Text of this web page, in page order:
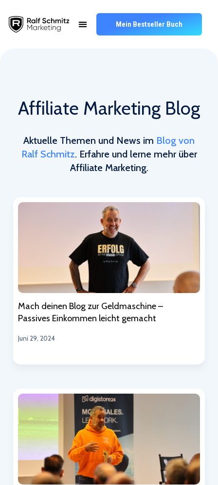
Mein Bestseller Buch
Affiliate Marketing Blog
Aktuelle Themen und News im Blog von
Ralf Schmitz. Erfahre und lerne mehr über
Affiliate Marketing.
Mach deinen Blog zur Geldmaschine –
Passives Einkommen leicht gemacht
Juni 29, 2024